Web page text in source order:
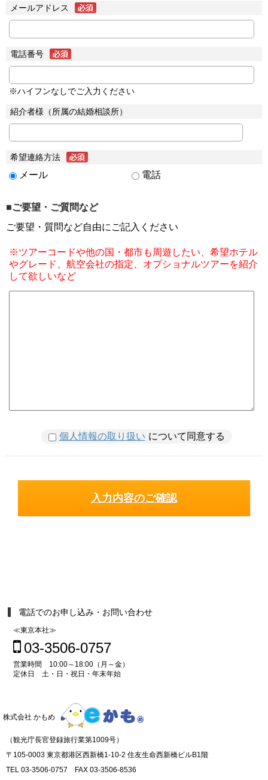
メールアドレス
電話番号
※ハイフンなしでご入力ください
紹介者様（所属の結婚相談所）
希望連絡方法
メール 電話
■ご要望・ご質問など
ご要望・質問など自由にご記入ください
※ツアーコードや他の国・都市も周遊したい、希望ホテル
やグレード、航空会社の指定、オプショナルツアーを紹介
して欲しいなど
個人情報の取り扱い について同意する
電話でのお申し込み・お問い合わせ
≪東京本社≫
03-3506-0757
営業時間 10:00～18:00（月～金）
定休日 土・日・祝日・年末年始
株式会社 かもめ
（観光庁長官登録旅行業第1009号）
〒105-0003 東京都港区西新橋1-10-2 住友生命西新橋ビルB1階
TEL 03-3506-0757 FAX 03-3506-8536